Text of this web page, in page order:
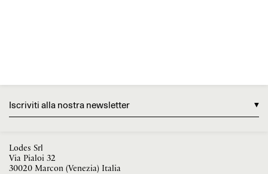
Iscriviti alla nostra newsletter
Lodes Srl
Via Pialoi 32
30020 Marcon (Venezia) Italia